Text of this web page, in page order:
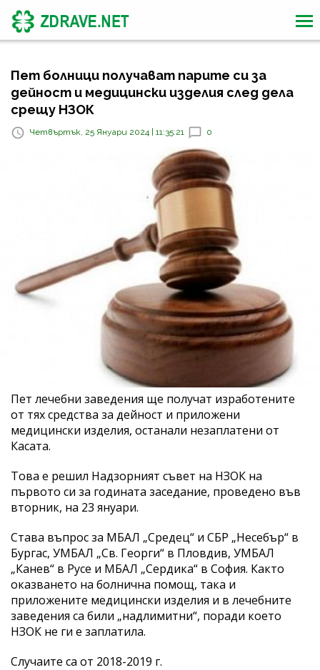
Пет болници получават парите си за
дейност и медицински изделия след дела
срещу НЗОК
Четвъртък, 25 Януари 2024 | 11:35:21 0
Пет лечебни заведения ще получат изработените
от тях средства за дейност и приложени
медицински изделия, останали незаплатени от
Касата.
Това е решил Надзорният съвет на НЗОК на
първото си за годината заседание, проведено във
вторник, на 23 януари.
Става въпрос за МБАЛ „Средец“ и СБР „Несебър“ в
Бургас, УМБАЛ „Св. Георги“ в Пловдив, УМБАЛ
„Канев“ в Русе и МБАЛ „Сердика“ в София. Както
оказването на болнична помощ, така и
приложените медицински изделия и в лечебните
заведения са били „надлимитни“, поради което
НЗОК не ги е заплатила.
Случаите са от 2018-2019 г.